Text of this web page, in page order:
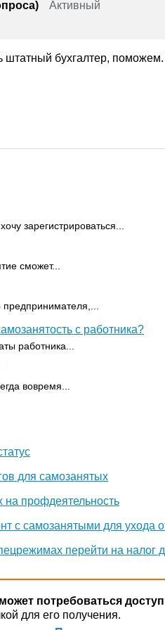
Активный
штатный бухгалтер, поможем.
зарегистрироваться...
сможет...
с работника?
работника...
вовремя...
для самозанятых
на профдеятельность
с самозанятыми для ухода
перейти на налог
потребоваться доступ
для его получения.